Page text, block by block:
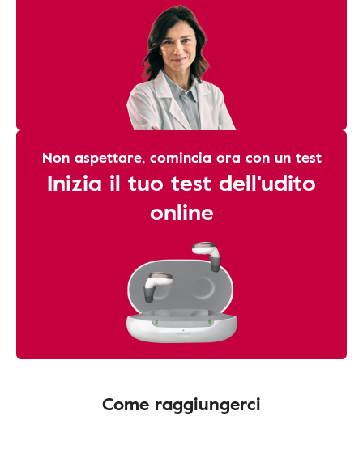
Non aspettare, comincia ora con un test
Inizia il tuo test dell'udito
online
Come raggiungerci